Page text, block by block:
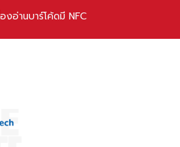
งอ่านบาร์โค้ดมี NFC